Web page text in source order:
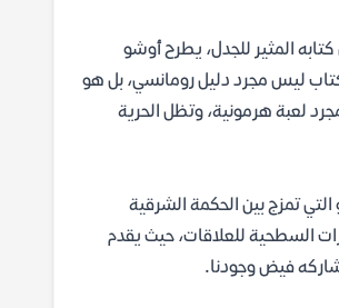
المثير للجدل، يطرح أوشو
ليس مجرد دليل رومانسي، بل هو
لعبة هرمونية، وتظل الحرية
تمزج بين الحكمة الشرقية
السطحية للعلاقات، حيث يقدم
فيض وجودنا.